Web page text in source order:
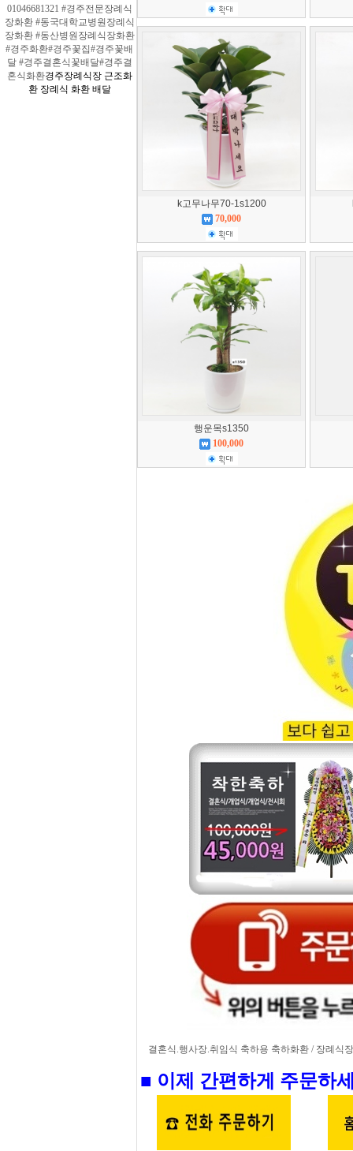
01046681321 #경주전문장례식
장화환 #동국대학교병원장례식
장화환 #동산병원장례식장화환
#경주화환#경주꽃집#경주꽃배
달 #경주결혼식꽃배달#경주결
혼식화환경주장례식장 근조화
환 장례식 화환 배달
k고무나무70-1s1200
70,000
행운목s1350
100,000
결혼식.행사장.취임식 축하용 축하화환 / 장례식
■ 이제 간편하게 주문하